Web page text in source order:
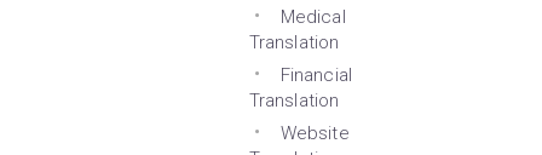
Medical
Translation
Financial
Translation
Website